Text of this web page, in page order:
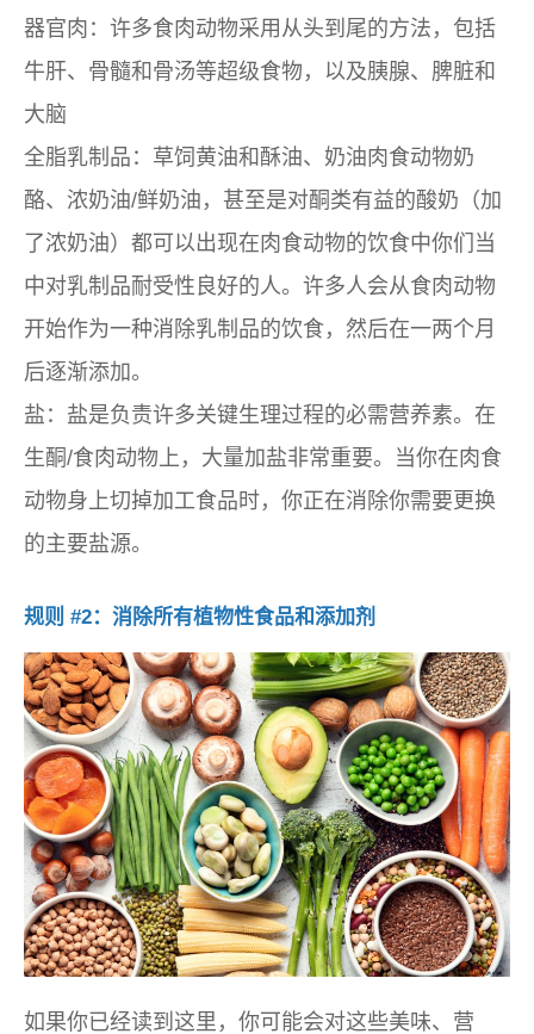
器官肉：许多食肉动物采用从头到尾的方法，包括
牛肝、骨髓和骨汤等超级食物，以及胰腺、脾脏和
大脑
全脂乳制品：草饲黄油和酥油、奶油肉食动物奶
酪、浓奶油/鲜奶油，甚至是对酮类有益的酸奶（加
了浓奶油）都可以出现在肉食动物的饮食中你们当
中对乳制品耐受性良好的人。许多人会从食肉动物
开始作为一种消除乳制品的饮食，然后在一两个月
后逐渐添加。
盐：盐是负责许多关键生理过程的必需营养素。在
生酮/食肉动物上，大量加盐非常重要。当你在肉食
动物身上切掉加工食品时，你正在消除你需要更换
的主要盐源。
规则 #2：消除所有植物性食品和添加剂
如果你已经读到这里，你可能会对这些美味、营